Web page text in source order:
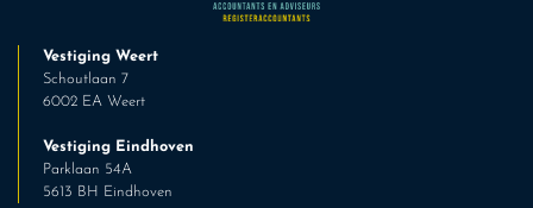
Vestiging Weert
Schoutlaan 7
6002 EA Weert
Vestiging Eindhoven
Parklaan 54A
5613 BH Eindhoven